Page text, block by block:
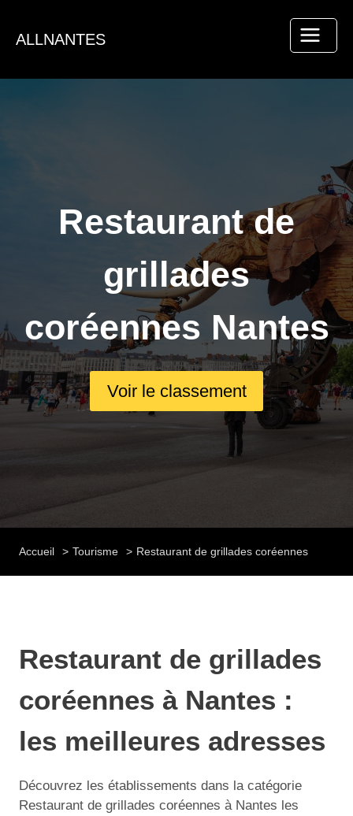
contenu
ALLNANTES
Restaurant de
grillades
coréennes Nantes
Voir le classement
Accueil Tourisme Restaurant de grillades coréennes
Restaurant de grillades
coréennes à Nantes :
les meilleures adresses
Découvrez les établissements dans la catégorie
Restaurant de grillades coréennes à Nantes les